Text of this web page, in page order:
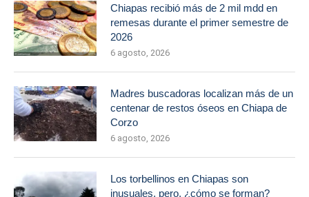
Chiapas recibió más de 2 mil mdd en
remesas durante el primer semestre de
2026
6 agosto, 2026
Madres buscadoras localizan más de un
centenar de restos óseos en Chiapa de
Corzo
6 agosto, 2026
Los torbellinos en Chiapas son
inusuales, pero, ¿cómo se forman?